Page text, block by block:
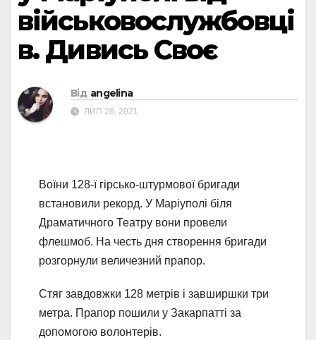
військовослужбовці
в. Дивись Своє
Від angelina
ЛИП 26, 2021
Воїни 128-ї гірсько-штурмової бригади
встановили рекорд. У Маріуполі біля
Драматичного Театру вони провели
флешмоб. На честь дня створення бригади
розгорнули величезний прапор.
Стяг завдовжки 128 метрів і завширшки три
метра. Прапор пошили у Закарпатті за
допомогою волонтерів.